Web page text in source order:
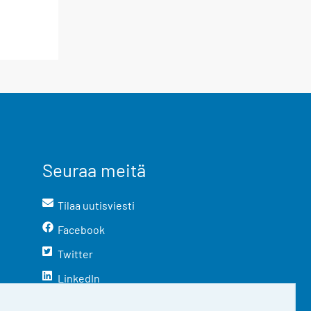
Seuraa meitä
Tilaa uutisviesti
Facebook
Twitter
LinkedIn